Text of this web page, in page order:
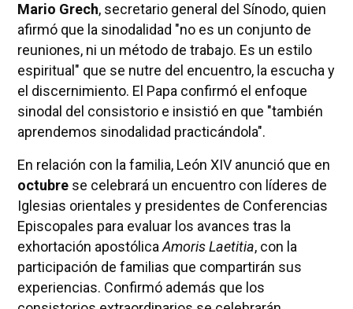
Mario Grech, secretario general del Sínodo, quien
afirmó que la sinodalidad "no es un conjunto de
reuniones, ni un método de trabajo. Es un estilo
espiritual" que se nutre del encuentro, la escucha y
el discernimiento. El Papa confirmó el enfoque
sinodal del consistorio e insistió en que "también
aprendemos sinodalidad practicándola".
En relación con la familia, León XIV anunció que en
octubrese celebrará un encuentro con líderes de
Iglesias orientales y presidentes de Conferencias
Episcopales para evaluar los avances tras la
exhortación apostólica Amoris Laetitia, con la
participación de familias que compartirán sus
experiencias. Confirmó además que los